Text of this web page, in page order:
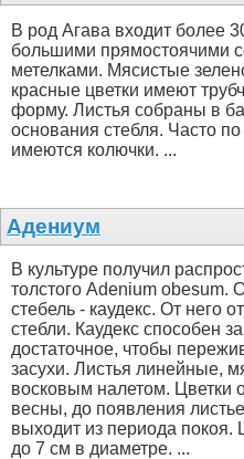
В род Агава входит более
большими прямостоячими
метелками. Мясистые
красные цветки имеют
форму. Листья собраны в
основания стебля. Часто
имеются колючки. ...
Адениум
В культуре получил
толстого Adenium obesum.
стебель - каудекс. От него
стебли. Каудекс способен
достаточное, чтобы
засухи. Листья линейные,
восковым налетом. Цветки
весны, до появления
выходит из периода покоя.
до 7 см в диаметре. ...